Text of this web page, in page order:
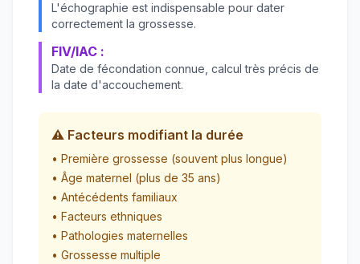
L'échographie est indispensable pour dater
correctement la grossesse.
FIV/IAC :
Date de fécondation connue, calcul très précis de
la date d'accouchement.
⚠️ Facteurs modifiant la durée
• Première grossesse (souvent plus longue)
• Âge maternel (plus de 35 ans)
• Antécédents familiaux
• Facteurs ethniques
• Pathologies maternelles
• Grossesse multiple